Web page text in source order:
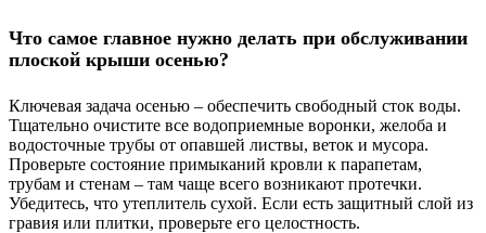
Что самое главное нужно делать при обслуживании
плоской крыши осенью?
Ключевая задача осенью – обеспечить свободный сток воды.
Тщательно очистите все водоприемные воронки, желоба и
водосточные трубы от опавшей листвы, веток и мусора.
Проверьте состояние примыканий кровли к парапетам,
трубам и стенам – там чаще всего возникают протечки.
Убедитесь, что утеплитель сухой. Если есть защитный слой из
гравия или плитки, проверьте его целостность.